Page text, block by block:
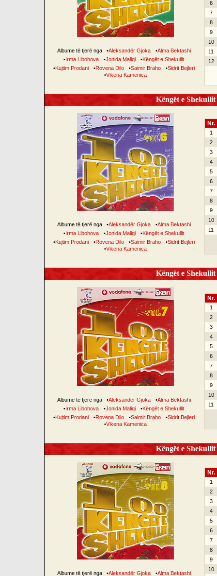
Albume të tjerë nga •Aleksandër Gjoka •Alma Bektashi
•Irma Libohova •Jonida Maliqi •Këngët e Shekullit
•Kujtim Prodani •Rovena Dilo •Saimir Braho •Sidrit Bejleri
•Vikena Kamenica
6
7
8
9
10
11
12
Këngët e
Albume të tjerë nga •Aleksandër Gjoka •Alma Bektashi
•Irma Libohova •Jonida Maliqi •Këngët e Shekullit
•Kujtim Prodani •Rovena Dilo •Saimir Braho •Sidrit Bejleri
•Vikena Kamenica
Nr.
1
2
3
4
5
6
7
8
9
10
11
Këngët e
Albume të tjerë nga •Aleksandër Gjoka •Alma Bektashi
•Irma Libohova •Jonida Maliqi •Këngët e Shekullit
•Kujtim Prodani •Rovena Dilo •Saimir Braho •Sidrit Bejleri
•Vikena Kamenica
Nr.
1
2
3
4
5
6
7
8
9
10
11
Këngët e
Albume të tjerë nga •Aleksandër Gjoka •Alma Bektashi
Nr.
1
2
3
4
5
6
7
8
9
10